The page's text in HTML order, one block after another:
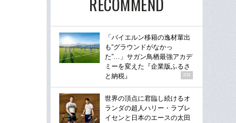
「バイエルン移籍の逸材輩出
も“グラウンドがなかっ
た”…」サガン鳥栖最強アカデ
ミーを変えた『企業版ふるさ
と納税』
PR
世界の頂点に君臨し続けるオ
ランダの超人ハリー・ラブレ
イセンと日本のエースの太田